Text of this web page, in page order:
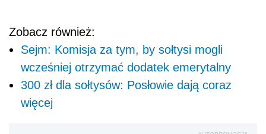
Zobacz również:
Sejm: Komisja za tym, by sołtysi mogli
wcześniej otrzymać dodatek emerytalny
300 zł dla sołtysów: Posłowie dają coraz
więcej